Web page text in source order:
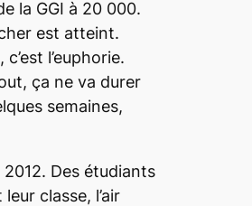
la GGI à 20 000.
est atteint.
l’euphorie.
ça ne va durer
semaines,
Des étudiants
classe, l’air